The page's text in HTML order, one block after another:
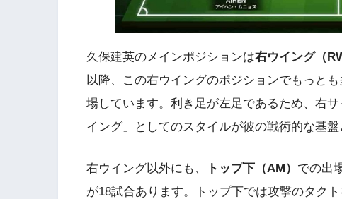
久保建英のメインポジションは右ウイング（
以降、この右ウイングのポジションでもっと
場しています。利き足が左足であるため、右
イング」としてのスタイルが彼の戦術的な基盤
右ウイング以外にも、 トップ下（AM） での出
が18試合あります。トップ下では攻撃のタク